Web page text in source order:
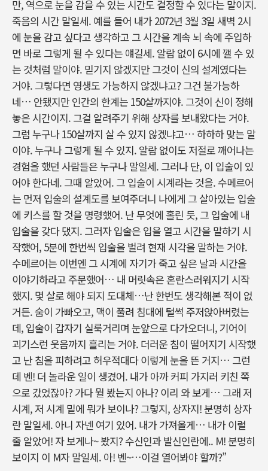
만, 역으로 눈을 감을 수 있는 시간도 결정할 수 있다는 말이지.
죽음의 시간 말일세. 예를 들어 내가 2072년 3월 3일 새벽 2시
에 눈을 감고 싶다고 생각하고 그 시간을 계속 뇌 속에 주입하
면 바로 그렇게 될 수 있다는 얘길세. 알람 없이 6시에 깰 수 있
는 것처럼 말이야. 믿기지 않겠지만 그것이 신의 설계였다는
거야. 그렇다면 영생도 가능하지 않겠냐고? 그건 불가능하
네… 안됐지만 인간의 한계는 150살까지야. 그것이 신이 정해
놓은 시간이지. 그걸 알려주기 위해 상자를 보내왔다는 거야.
그럼 누구나 150살까지 살 수 있지 않겠냐고… 하하하 맞는 말
이야. 누구나 그렇게 될 수 있지. 알람 없이도 저절로 깨어나는
경험을 했던 사람들은 누구나 말일세. 그러나 단, 이 입술이 있
어야 한다네. 그때 알았어. 그 입술이 시계라는 것을. 수메르어
는 먼저 입술의 설계도를 보여주더니 나에게 그 살아있는 입술
에 키스를 할 것을 명령했어. 난 무엇에 홀린 듯, 그 입술에 내
입술을 갖다 댔지. 그러자 입술은 입을 열고 시간을 말하기 시
작했어, 5분에 한번씩 입술을 벌려 현재 시각을 말하는 거야.
수메르어는 이번엔 그 시계에 자기가 죽고 싶은 날과 시간을
이야기하라고 주문했어… 내 머릿속은 혼란스러워지기 시작
했지. 몇 살로 해야 되지 도대체…난 한번도 생각해본 적이 없
거든. 숨이 가빠오고, 맥이 풀려 침대에 털썩 주저앉아버렸는
데, 입술이 갑자기 실룩거리며 눈앞으로 다가오더니, 기어이
괴기스런 웃음까지 흘리는 거야. 더러운 침이 떨어지기 시작했
고 난 침을 피하려고 허우적대다 이렇게 눈을 뜬 거지… 그런
데 벤! 더 놀라운 일이 생겼어. 내가 아까 커피 가지러 키친 쪽
으로 갔었잖아? 가다 뭘 봤는지 아나? 이리 와 보게… 그래 저
시계, 저 시계 밑에 뭐가 보이나? 그렇지, 상자지! 분명히 상자
란 말일세. 아니 자넨 여기 있어. 내가 가져올게… 내가 이럴
줄 알았어! 자 보게나~ 봤지? 수신인과 발신인란에.. M! 분명히
보이지 이 M자 말일세. 아! 벤~…이걸 열어봐야 할까?”